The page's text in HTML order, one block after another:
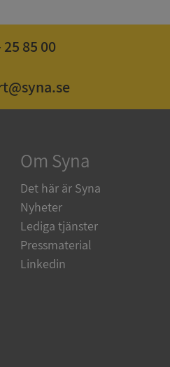
25 85 00
Om Syna
Det här är Syna
Nyheter
Lediga tjänster
Pressmaterial
Linkedin
som användarinloggning
kan inte
strikt nödvändiga cookies.
Leverantör
Domän